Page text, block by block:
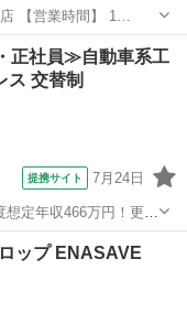
羽島店 【営業時間】 1…
イール
正社員≫自動車系工
ス 交替制
提携サイト 7月24日
想定年収466万円！更新
＆赴任旅費会社負担◎
ップ ENASAVE